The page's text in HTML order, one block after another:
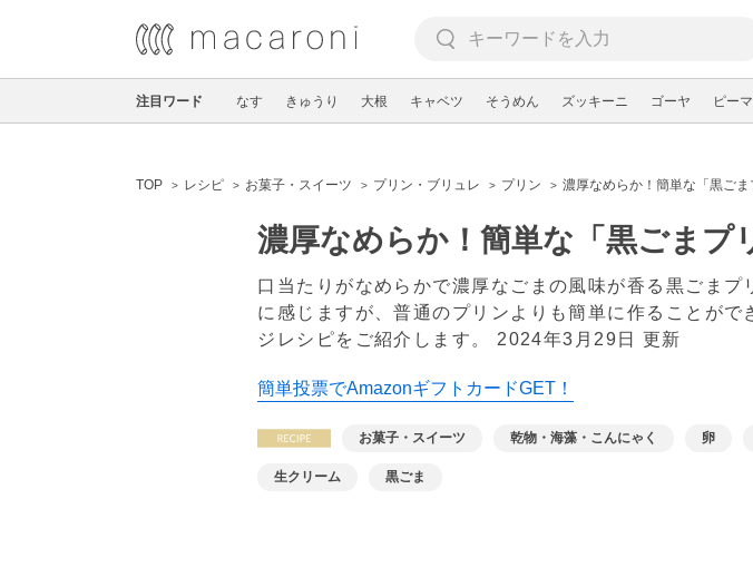
注目ワード なす きゅうり 大根 キャベツ そうめん ズッキーニ ゴーヤ ピー
TOP レシピ お菓子・スイーツ プリン・ブリュレ プリン 濃厚なめらか！簡単な「黒ご
濃厚なめらか！簡単な「黒ごまプ
口当たりがなめらかで濃厚なごまの風味が香る黒ごま
に感じますが、普通のプリンよりも簡単に作ることが
ジレシピをご紹介します。 2024年3月29日 更新
簡単投票でAmazonギフトカードGET！
お菓子・スイーツ 乾物・海藻・こんにゃく 卵
生クリーム 黒ごま